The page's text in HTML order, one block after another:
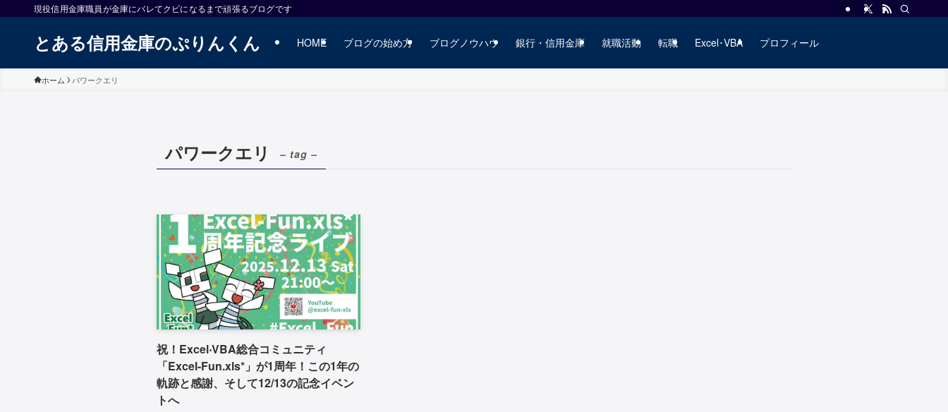
現役信用金庫職員が金庫にバレてクビになるまで頑張るブログです
とある信用金庫のぷりんくん HOME ブログの始め方 ブログノウハウ 銀行・信用金庫 就職活動 転職 Excel･VBA プロフィール
ホーム パワークエリ
パワークエリ – tag –
祝！Excel‧VBA総合コミュニティ
「Excel-Fun.xls*」が1周年！この1年の
軌跡と感謝、そして12/13の記念イベン
トへ